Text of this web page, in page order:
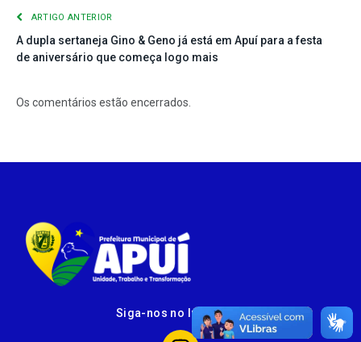
ARTIGO ANTERIOR
A dupla sertaneja Gino & Geno já está em Apuí para a festa
de aniversário que começa logo mais
Os comentários estão encerrados.
Siga-nos no Instagram